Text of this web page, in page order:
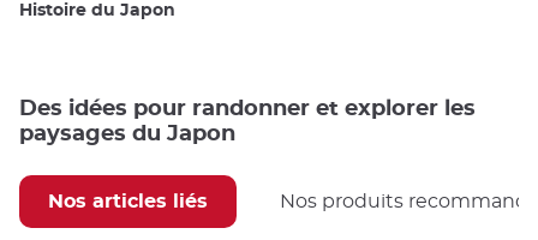
Histoire du Japon
Des idées pour randonner et explorer les
paysages du Japon
Nos articles liés Nos produits